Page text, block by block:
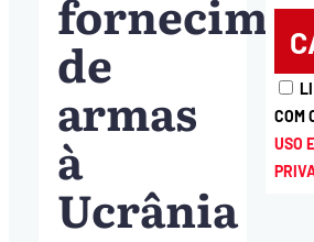
de
armas
à
Ucrânia
COM
USO